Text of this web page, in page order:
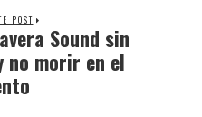
POST
Sound sin
no morir en el